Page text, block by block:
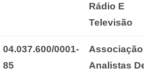
Rádio E
Televisão
04.037.600/0001-
85
Associação
Analistas